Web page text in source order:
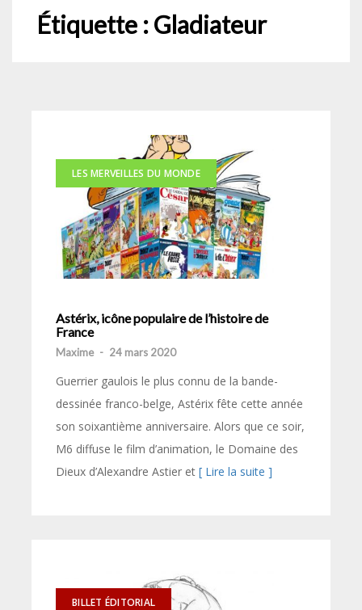
Étiquette :Gladiateur
LES MERVEILLES DU MONDE
Astérix, icône populaire de l’histoire de
France
Maxime - 24 mars 2020
Guerrier gaulois le plus connu de la bande-
dessinée franco-belge, Astérix fête cette année
son soixantième anniversaire. Alors que ce soir,
M6 diffuse le film d’animation, le Domaine des
Dieux d’Alexandre Astier et [ Lire la suite ]
BILLET ÉDITORIAL